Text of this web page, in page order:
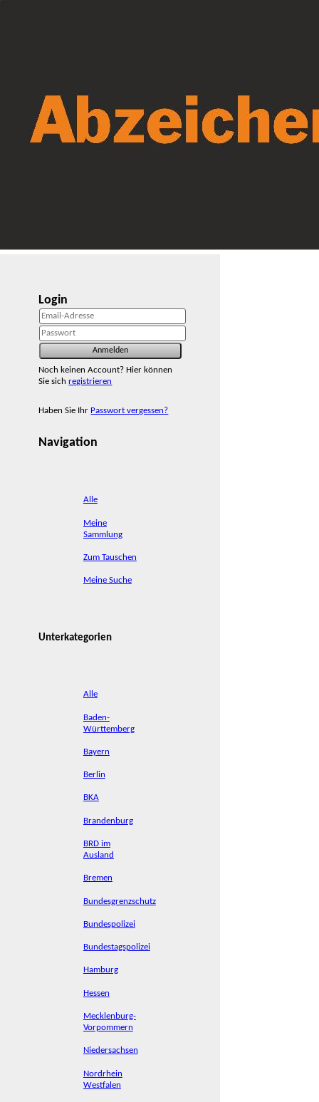
Login
Noch keinen Account? Hier können
Sie sichregistrieren
Haben Sie Ihr Passwort vergessen?
Navigation
Alle
Meine
Sammlung
Zum Tauschen
Meine Suche
Unterkategorien
Alle
Baden-
Württemberg
Bayern
Berlin
BKA
Brandenburg
BRD im
Ausland
Bremen
Bundesgrenzschutz
Bundespolizei
Bundestagspolizei
Hamburg
Hessen
Mecklenburg-
Vorpommern
Niedersachsen
Nordrhein
Westfalen